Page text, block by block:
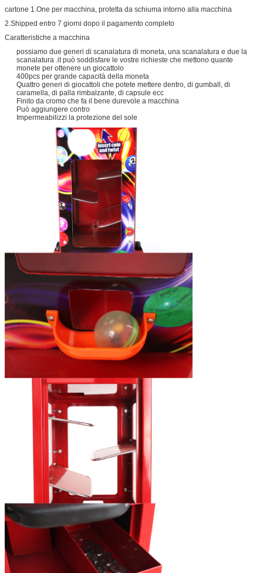
cartone 1.One per macchina, protetta da schiuma intorno alla macchina
2.Shipped entro 7 giorni dopo il pagamento completo
Caratteristiche a macchina
possiamo due generi di scanalatura di moneta, una scanalatura e due la
scanalatura .it può soddisfare le vostre richieste che mettono quante
monete per ottenere un giocattolo
400pcs per grande capacità della moneta
Quattro generi di giocattoli che potete mettere dentro, di gumball, di
caramella, di palla rimbalzante, di capsule ecc
Finito da cromo che fa il bene durevole a macchina
Può aggiungere contro
Impermeabilizzi la protezione del sole